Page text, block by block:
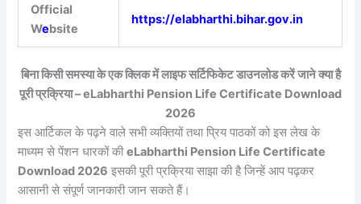
Official
Website
https://elabharthi.bihar.gov.in
बिना किसी समस्या के एक क्लिक में लाइफ सर्टिफिकेट डाउनलोड करें जाने क्या है
पूरी प्रक्रिया – eLabharthi Pension Life Certificate Download
2026
इस आर्टिकल के पढ़ने वाले सभी व्यक्तियों तथा प्रिय पाठकों को इस लेख के
माध्यम से पेंशन धारकों कीeLabharthi Pension Life Certificate
Download 2026 इसकी पूरी प्रक्रिया साझा की है जिन्हें आप पढ़कर
आसानी से संपूर्ण जानकारी जान सकते हैं।